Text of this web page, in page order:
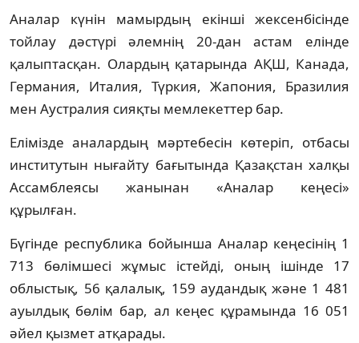
Аналар күнін мамырдың екінші жексенбісінде
тойлау дәстүрі әлемнің 20-дан астам елінде
қалыптасқан. Олардың қатарында АҚШ, Канада,
Германия, Италия, Түркия, Жапония, Бразилия
мен Аустралия сияқты мемлекеттер бар.
Елімізде аналардың мәртебесін көтеріп, отбасы
институтын нығайту бағытында Қазақстан халқы
Ассамблеясы жанынан «Аналар кеңесі»
құрылған.
Бүгінде республика бойынша Аналар кеңесінің 1
713 бөлімшесі жұмыс істейді, оның ішінде 17
облыстық, 56 қалалық, 159 аудандық және 1 481
ауылдық бөлім бар, ал кеңес құрамында 16 051
әйел қызмет атқарады.